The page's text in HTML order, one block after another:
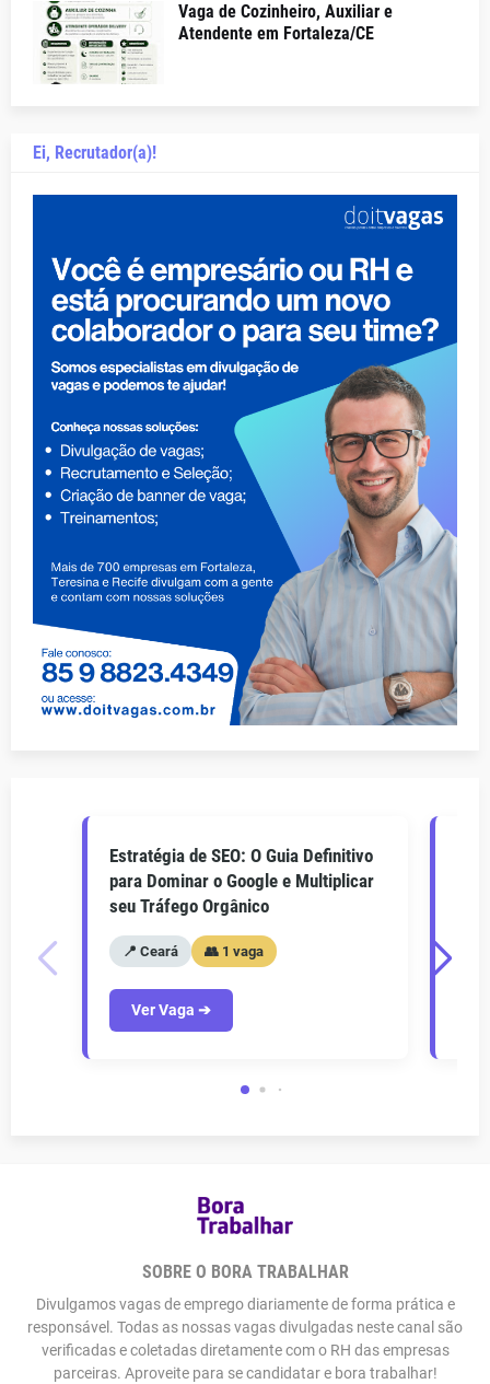
Vaga de Cozinheiro, Auxiliar e
Atendente em Fortaleza/CE
Ei, Recrutador(a)!
Estratégia de SEO: O Guia Definitivo
para Dominar o Google e Multiplicar
seu Tráfego Orgânico
📍 Ceará 👥 1 vaga
Ver Vaga ➔
SOBRE O BORA TRABALHAR
Divulgamos vagas de emprego diariamente de forma prática e
responsável. Todas as nossas vagas divulgadas neste canal são
verificadas e coletadas diretamente com o RH das empresas
parceiras. Aproveite para se candidatar e bora trabalhar!